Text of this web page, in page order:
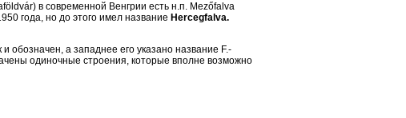
в современной Венгрии есть н.п. Mezőfalva
года, но до этого имел название Hercegfalva.
обозначен, а западнее его указано название F.-
одиночные строения, которые вполне возможно